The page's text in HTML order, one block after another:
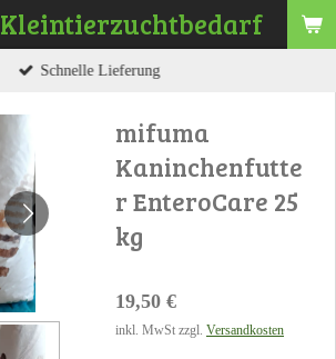
Kleintierzuchtbedarf
Schnelle Lieferung
mifuma
Kaninchenfutte
r EnteroCare 25
kg
19,50 €
inkl. MwSt zzgl. Versandkosten